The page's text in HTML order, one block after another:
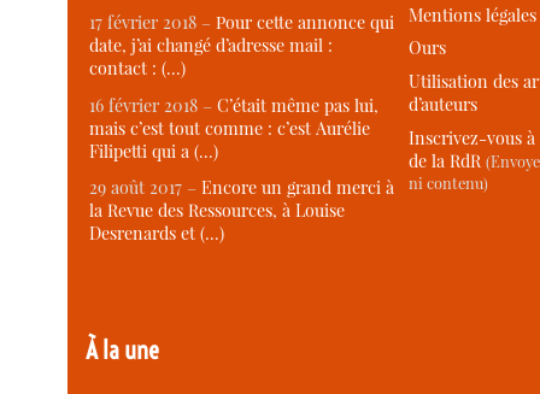
17 février 2018 –Pour cette annonce qui
date, j’ai changé d’adresse mail :
contact : (…)
16 février 2018 –C’était même pas lui,
mais c’est tout comme : c’est Aurélie
Filipetti qui a (…)
29 août 2017 –Encore un grand merci à
la Revue des Ressources, à Louise
Desrenards et (…)
À la une
Mentions légales
Ours
Utilisation des
d’auteurs
Inscrivez-vous
de la RdR
ni contenu)